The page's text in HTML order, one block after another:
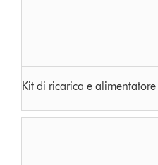
Kit di ricarica e alimentatore